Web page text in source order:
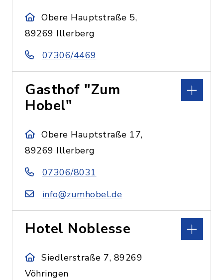
Obere Hauptstraße 5,
89269 Illerberg
07306/4469
Gasthof "Zum
Hobel"
Obere Hauptstraße 17,
89269 Illerberg
07306/8031
info@zumhobel.de
Hotel Noblesse
Siedlerstraße 7, 89269
Vöhringen